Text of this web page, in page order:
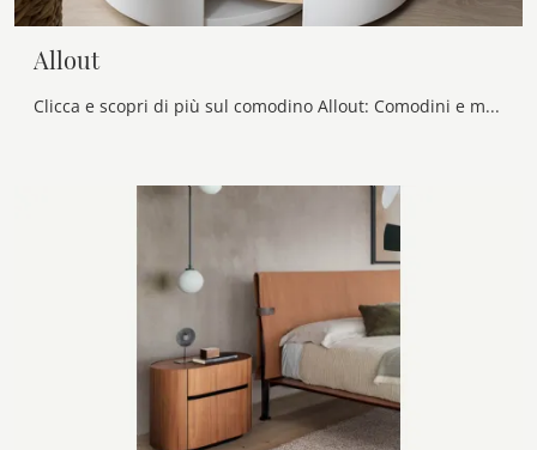
Allout
Clicca e scopri di più sul comodino Allout: Comodini e mobili con cassetti di Novamobili sono ideali per spazi design.